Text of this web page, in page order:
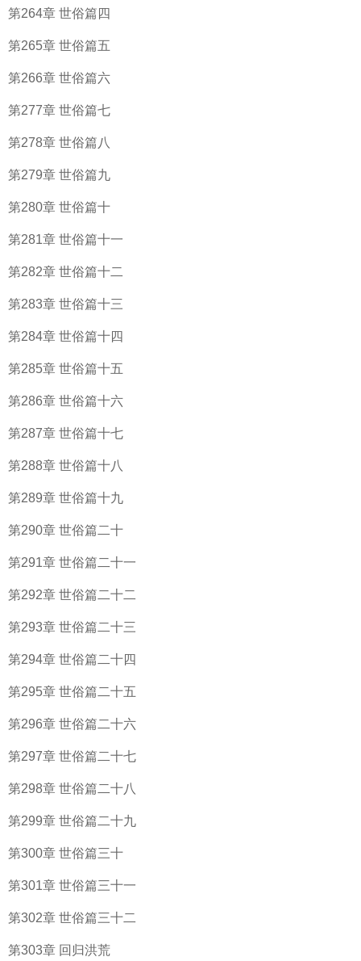
第264章 世俗篇四
第265章 世俗篇五
第266章 世俗篇六
第277章 世俗篇七
第278章 世俗篇八
第279章 世俗篇九
第280章 世俗篇十
第281章 世俗篇十一
第282章 世俗篇十二
第283章 世俗篇十三
第284章 世俗篇十四
第285章 世俗篇十五
第286章 世俗篇十六
第287章 世俗篇十七
第288章 世俗篇十八
第289章 世俗篇十九
第290章 世俗篇二十
第291章 世俗篇二十一
第292章 世俗篇二十二
第293章 世俗篇二十三
第294章 世俗篇二十四
第295章 世俗篇二十五
第296章 世俗篇二十六
第297章 世俗篇二十七
第298章 世俗篇二十八
第299章 世俗篇二十九
第300章 世俗篇三十
第301章 世俗篇三十一
第302章 世俗篇三十二
第303章 回归洪荒